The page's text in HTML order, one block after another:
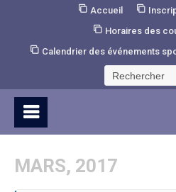
Accueil
Horaires des
Calendrier des événements
Rechercher :
MARS, 2017